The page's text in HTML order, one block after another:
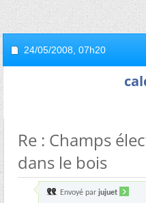
24/05/2008, 07h20
Re : Champs
dans le bois
Envoyé par jujuet